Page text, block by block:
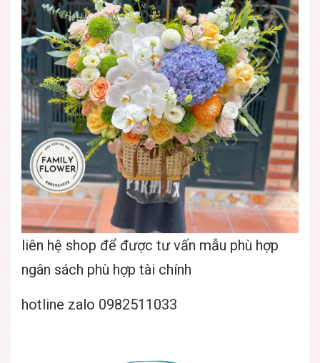
liên hệ shop để được tư vấn mẫu phù hợp
ngân sách phù hợp tài chính
hotline zalo 0982511033